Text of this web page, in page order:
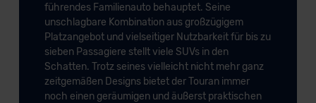
führendes Familienauto behauptet. Seine
unschlagbare Kombination aus großzügigem
Platzangebot und vielseitiger Nutzbarkeit für bis zu
sieben Passagiere stellt viele SUVs in den
Schatten. Trotz seines vielleicht nicht mehr ganz
zeitgemäßen Designs bietet der Touran immer
noch einen geräumigen und äußerst praktischen